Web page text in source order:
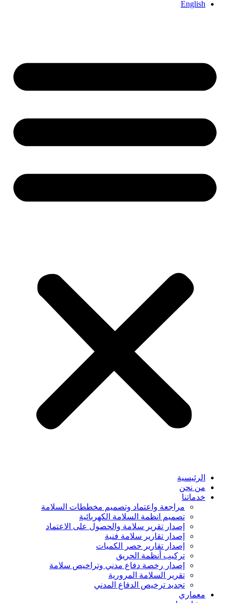
English
الرئيسية
من نحن
خدماتنا
مراجعة واعتماد وتصميم مخططات السلامة
تصميم انظمة السلامة الكهربائية
إصدار تقرير سلامة والحصول على الاعتماد
إصدار تقارير سلامة فنية
إصدار تقارير حصر الكميات
تركيب أنظمة الحريق
إصدار رخصة دفاع مدني وتراخيص سلامة
تقرير السلامة المرورية
تجديد ترخيص الدفاع المدني
معماري